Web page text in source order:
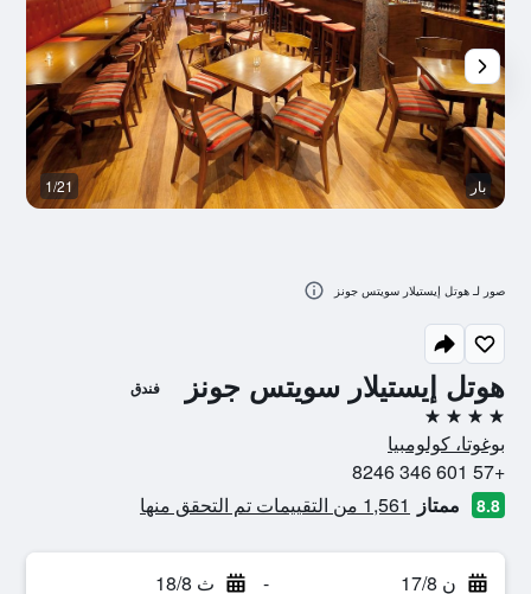
هوتل إيستيلار سويتس جونز فندق
4 نجوم
بوغوتا، كولومبيا
+57 601 346 8246
8.8 ممتاز 1,561 من التقييمات تم التحقق منها
ن 17/8 - ث 18/8
بار 1/21
صور لـ هوتل إيستيلار سويتس جونز